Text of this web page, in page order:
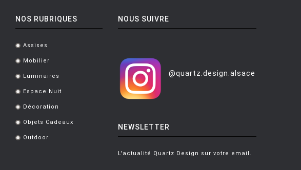
NOS RUBRIQUES
. Assises
. Mobilier
. Luminaires
. Espace Nuit
. Décoration
. Objets Cadeaux
. Outdoor
NOUS SUIVRE
@quartz.design.alsace
NEWSLETTER
L'actualité Quartz Design sur votre email.